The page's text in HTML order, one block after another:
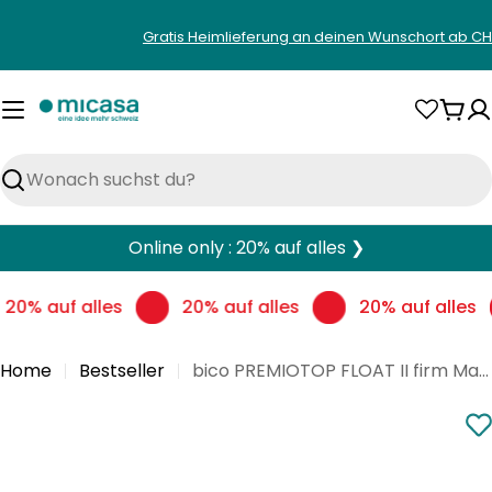
springen
Gratis Heimlieferung an deinen Wunschort ab
Suchen
Online only : 20% auf alles ❯
20% auf alles 20% auf alles 20% auf alles
Home Bestseller bico PREMIOTOP FLOAT II firm Matratze